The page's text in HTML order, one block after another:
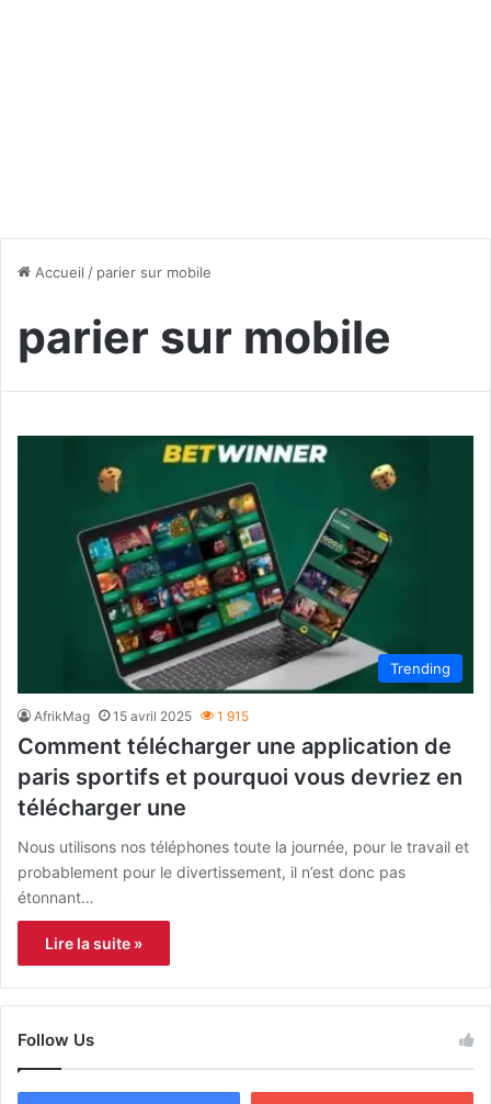
Accueil / parier sur mobile
parier sur mobile
Trending
AfrikMag 15 avril 2025 1 915
Comment télécharger une application de
paris sportifs et pourquoi vous devriez en
télécharger une
Nous utilisons nos téléphones toute la journée, pour le travail et
probablement pour le divertissement, il n’est donc pas
étonnant…
Lire la suite »
Follow Us